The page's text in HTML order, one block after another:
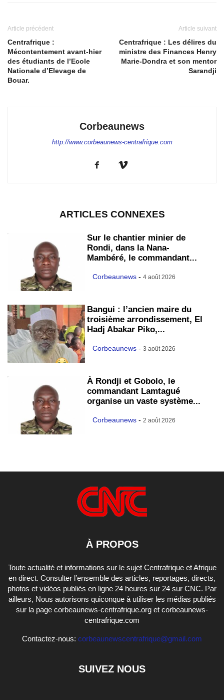
Article précédent
Centrafrique :
Mécontentement avant-hier
des étudiants de l’Ecole
Nationale d’Elevage de
Bouar.
Article suivant
Centrafrique : Les délires du
ministre des Finances Henry
Marie-Dondra et son mentor
Sarandji
Corbeaunews
http://www.corbeaunews-centrafrique.com
ARTICLES CONNEXES
Sur le chantier minier de
Rondi, dans la Nana-
Mambéré, le commandant...
Corbeaunews - 4 août 2026
Bangui : l’ancien maire du
troisième arrondissement, El
Hadj Abakar Piko,...
Corbeaunews - 3 août 2026
À Rondji et Gobolo, le
commandant Lamtagué
organise un vaste système...
Corbeaunews - 2 août 2026
À PROPOS
Toute actualité et informations sur le sujet Centrafrique et Afrique
en direct. Consulter l’ensemble des articles, reportages, directs,
photos et vidéos publiés en ligne 24 heures sur 24 sur CNC. Par
ailleurs, Nous autorisons quiconque à utiliser les médias publiés
sur la page corbeaunews-centrafrique.org et corbeaunews-
centrafrique.com
Contactez-nous: corbeaunewscentrafrique@gmail.com
SUIVEZ NOUS